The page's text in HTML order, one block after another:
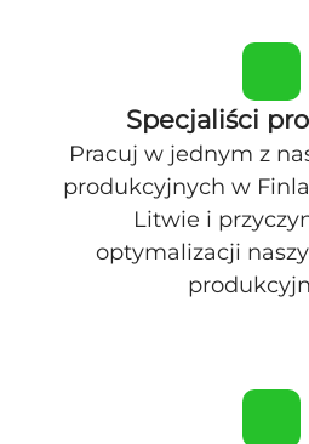
Specjaliści
Pracuj w jednym z
produkcyjnych w
Litwie i
optymalizacji